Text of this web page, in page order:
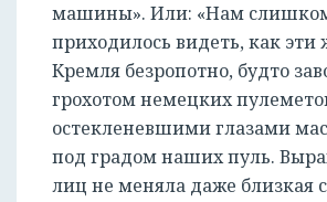
машины». Или: «Нам
приходилось видеть, как эти
Кремля безропотно, будто
грохотом немецких
остекленевшими глазами
под градом наших пуль.
лиц не меняла даже близкая